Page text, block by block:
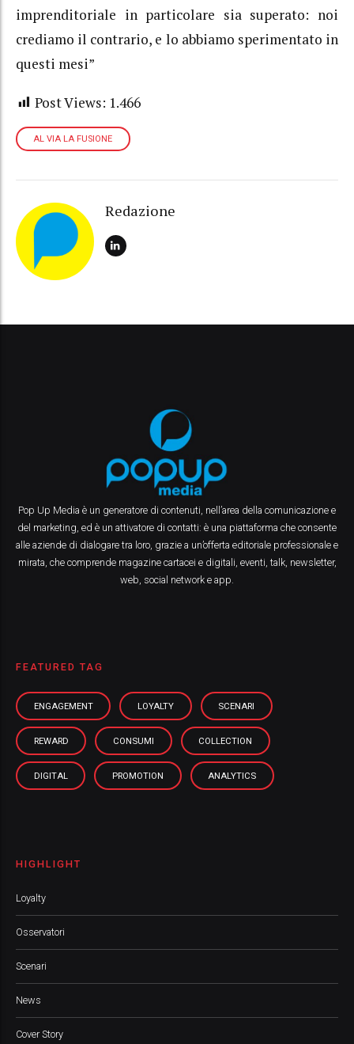
imprenditoriale in particolare sia superato: noi
crediamo il contrario, e lo abbiamo sperimentato in
questi mesi”
Post Views: 1.466
AL VIA LA FUSIONE
Redazione
Pop Up Media è un generatore di contenuti, nell’area della comunicazione e
del marketing, ed è un attivatore di contatti: è una piattaforma che consente
alle aziende di dialogare tra loro, grazie a un’offerta editoriale professionale e
mirata, che comprende magazine cartacei e digitali, eventi, talk, newsletter,
web, social network e app.
FEATURED TAG
ENGAGEMENT LOYALTY SCENARI
REWARD CONSUMI COLLECTION
DIGITAL PROMOTION ANALYTICS
HIGHLIGHT
Loyalty
Osservatori
Scenari
News
Cover Story